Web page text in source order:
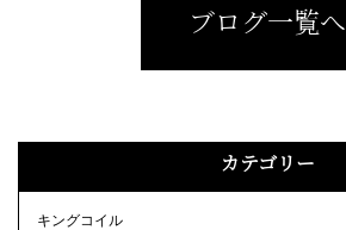
ブログ一覧へ
カテゴリー
キングコイル